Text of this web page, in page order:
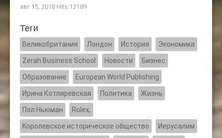
авг 15, 2018 Hits:12189
Теги
Великобритания Лондон История Экономика
Zerah Business School Новости Бизнес
Образование European World Publishing
Ирина Котляревская Политика Жизнь
Пол Ньюман Rolex,
Kоролевское историческое общество Иерусалим